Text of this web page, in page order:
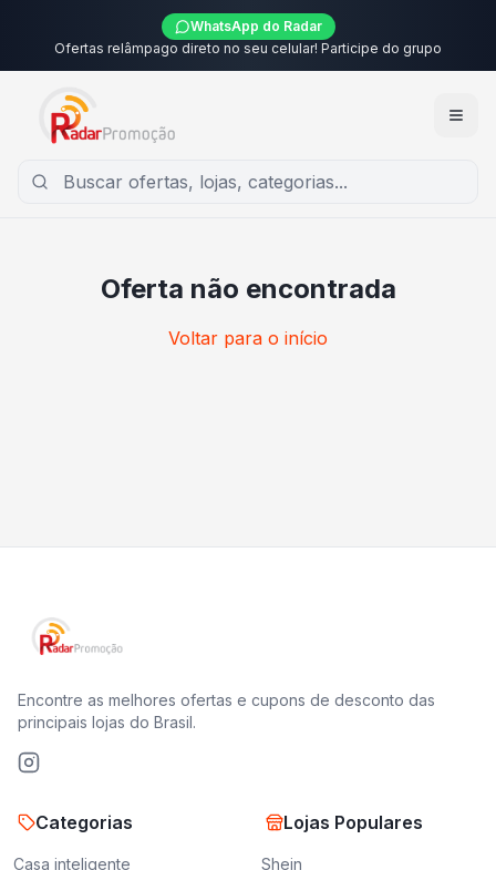
WhatsApp do Radar
Ofertas relâmpago direto no seu celular! Participe do grupo
Oferta não encontrada
Voltar para o início
Encontre as melhores ofertas e cupons de desconto das
principais lojas do Brasil.
Categorias
Casa inteligente
Lojas Populares
Shein